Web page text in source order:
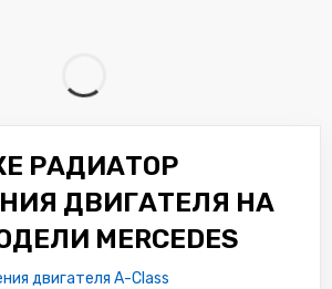
РАДИАТОР
ДВИГАТЕЛЯ НА
MERCEDES
двигателя A-Class